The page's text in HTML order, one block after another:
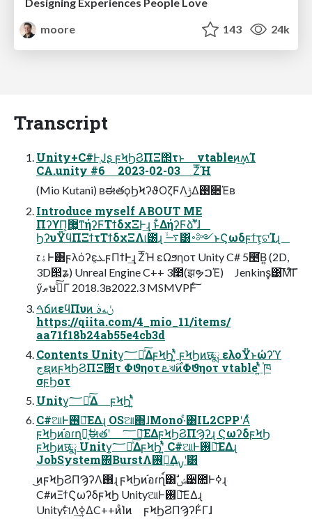
moore
143 24k
Transcript
Unity+C#ͰֶͿʂ ϝϞϦϨΠΞ΢τͱ vtableͷ͢ʍΊ
CA.unity #6 2023-02-03 Ζͬ͞Ή
(Mio Kutani) ʙಈతϙϦϞʔϑΟζϜΛ࣮ݱ͢Δ࢓૊Έʙ
Introduce myself ABOUT ME
ΠʔϒΠ͕޷͖ͳήʔϜΤϯδχΞͰ͢ɻ ͱ͋ΔήʔϜձࣾʹͯɺ
ϦʔυΫϥΠΞϯτΤϯδχΞΛ୲౰ɻ ࠷ۙ͸࠾༻ͱϚωδϝϯτ͕ଟΊɻ
෭ۀͰ͸ϝλόʔεܥ͕ϝΠϯͰ͢ɻ Ζͬ͞Ή εΩϧηοτ Unity C# 5೥͘Β͍ (2D,
3D൒ʑ) Unreal Engine C++ 3೥(झຯࠐΈ) Jenkins͓͹͞Μͨ͠Γ
ӳޠษڧͨ͠Γ 2018.3ʙ2022.3 MSMVPͰͨ͠
ࠓճͷεϥΠυͷ ݩهࣄ
https://qiita.com/4_mio_11/items/
aa71f18b24ab55e4cb3d
Contents Unity͕؅ཧͯ͠ΔϝϞϦʹ͍ͭͯ ϝϞϦͷछྨ ελοΫͱώʔϓ
جຊͷϝϞϦϨΠΞ΢τ Φϑηοτ ܧঝ࣌ͷΦϑηοτ vtableʹ͍ͭͯ ֓ཁ
σϝϦοτ
Unity͕؅ཧͯ͠Δ ϝϞϦʹ͍ͭͯ
C#ଆͰ࢖༻͞ΕΔɻ OSଆ΍ɺMono·ͨ͸IL2CPPʹΑͬͯ
ϝϞϦͷ֬อɾղ์͕ࣗಈతʹ ؅ཧ͞ΕΔϝϞϦϨΠϠʔɻ ϚωʔδϝϞϦ
ϝϞϦͷछྨ Unity͕؅ཧͯ͠ΔϝϞϦʹ͍ͭͯ C#ଆͰ࢖༻͞ΕΔɻ
JobSystem΍BurstΛ࢖༻͢Δࡍʹ͸
͜ͷϝϞϦϨΠϠʔΛ࢖͏ɻ ϝϞϦͷ֬อɾղ์͸ࣗݾ੹೚Ͱߦ͏ɻ
C#ͷΞϯϚωʔδϝϞϦ UnityଆͰ࢖༻͞ΕΔɻ
UnityࣗମΛ࣮ߦ͢ΔC++ͷͨΊͷ ϝϞϦϨΠϠʔͰ͋Γɺ